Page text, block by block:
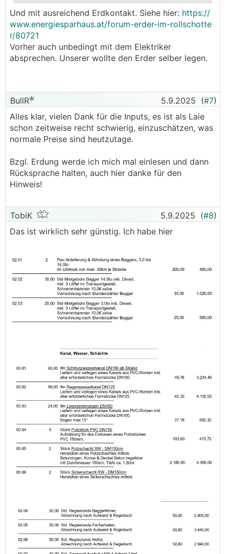
..
Und mit ausreichend Erdkontakt. Siehe hier: https://
www.energiesparhaus.at/forum-erder-im-rollschotte
r/80721
Vorher auch unbedingt mit dem Elektriker
absprechen. Unserer wollte den Erder selber legen.
BullR 5.9.2025 (#7)
Alles klar, vielen Dank für die Inputs, es ist als Laie
schon zeitweise recht schwierig, einzuschätzen, was
normale Preise sind heutzutage.
Bzgl. Erdung werde ich mich mal einlesen und dann
Rücksprache halten, auch hier danke für den
Hinweis!
TobiK 5.9.2025 (#8)
Das ist wirklich sehr günstig. Ich habe hier